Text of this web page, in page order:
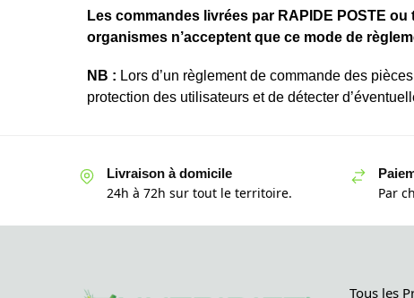
Les commandes livrées par RAPIDE POSTE
organismes n’acceptent que ce mode de
NB : Lors d’un règlement de commande des
protection des utilisateurs et de détecter
Livraison à domicile
24h à 72h sur tout le territoire. Par
Tous les